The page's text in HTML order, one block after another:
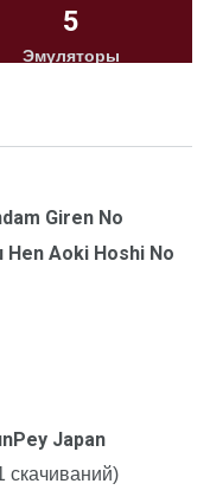
5
Эмуляторы
Giren No
Hen Aoki Hoshi No
Japan
скачиваний)